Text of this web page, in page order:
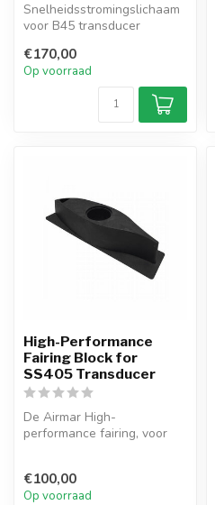
Snelheidsstromingslichaam
voor B45 transducer
verminder...
€170,00
Op voorraad
High-Performance
Fairing Block for
SS405 Transducer
De Airmar High-
performance fairing, voor
€100,00
Op voorraad